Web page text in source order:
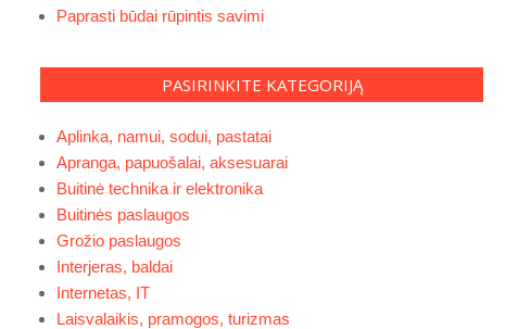
Paprasti būdai rūpintis savimi
PASIRINKITE KATEGORIJĄ
Aplinka, namui, sodui, pastatai
Apranga, papuošalai, aksesuarai
Buitinė technika ir elektronika
Buitinės paslaugos
Grožio paslaugos
Interjeras, baldai
Internetas, IT
Laisvalaikis, pramogos, turizmas